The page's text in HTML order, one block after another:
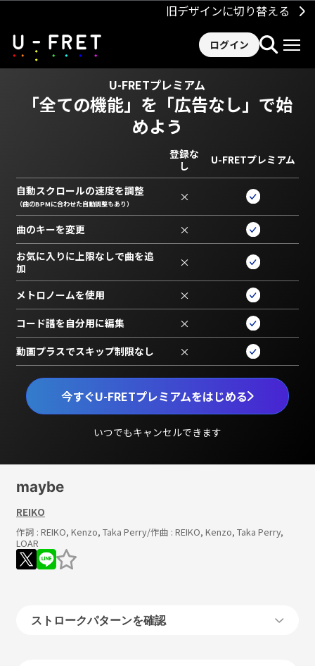
旧デザインに切り替える
ログイン
U-FRETプレミアム
「全ての機能」を 「広告なし」で始
めよう
今すぐU-FRETプレミアムをはじめる
いつでもキャンセルできます
登録な
し
U-FRETプレミアム
自動スクロールの速度を調整
（曲のBPMに合わせた自動調整もあり） ×
曲のキーを変更 ×
お気に入りに上限なしで曲を追
加
×
メトロノームを使用 ×
コード譜を自分用に編集 ×
動画プラスでスキップ制限なし ×
maybe
REIKO
作詞 : REIKO, Kenzo, Taka Perry/作曲 : REIKO, Kenzo, Taka Perry,
LOAR
ストロークパターンを確認